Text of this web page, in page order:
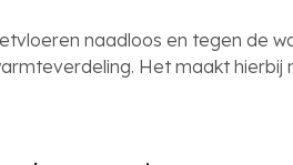
naadloos en tegen de
Het maakt hierbij